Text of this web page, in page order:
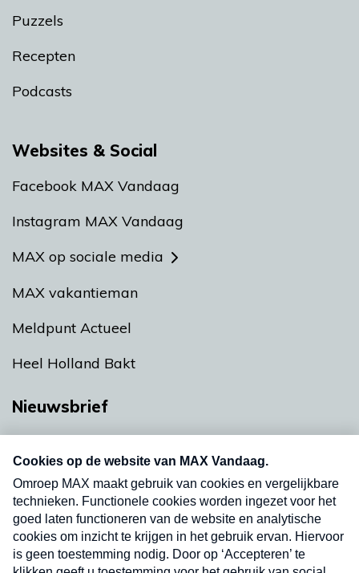
Puzzels
Recepten
Podcasts
Websites & Social
Facebook MAX Vandaag
Instagram MAX Vandaag
MAX op sociale media
MAX vakantieman
Meldpunt Actueel
Heel Holland Bakt
Nieuwsbrief
nieuwsbrief. Elke vrijdag- en dinsdagochtend in
uw mailbox.
Verzend